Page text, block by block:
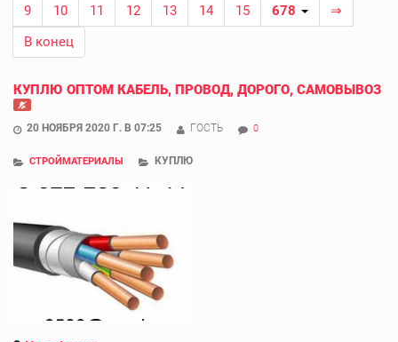
9
10 11 12 13 14 15 678
⇒
В конец
КУПЛЮ ОПТОМ КАБЕЛЬ, ПРОВОД, ДОРОГО, САМОВЫВОЗ
20 НОЯБРЯ 2020 Г. В 07:25 ГОСТЬ 0
СТРОЙМАТЕРИАЛЫ КУПЛЮ